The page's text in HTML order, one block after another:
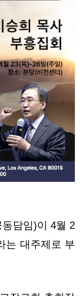
담임)이 4월 2
는 대주제로 부